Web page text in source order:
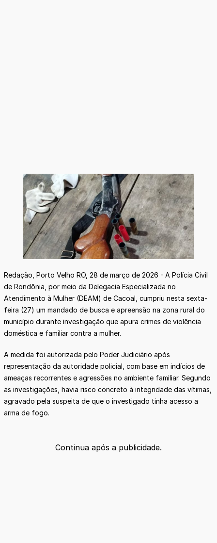
Redação, Porto Velho RO, 28 de março de 2026 - A Polícia Civil
de Rondônia, por meio da Delegacia Especializada no
Atendimento à Mulher (DEAM) de Cacoal, cumpriu nesta sexta-
feira (27) um mandado de busca e apreensão na zona rural do
município durante investigação que apura crimes de violência
doméstica e familiar contra a mulher.
A medida foi autorizada pelo Poder Judiciário após
representação da autoridade policial, com base em indícios de
ameaças recorrentes e agressões no ambiente familiar. Segundo
as investigações, havia risco concreto à integridade das vítimas,
agravado pela suspeita de que o investigado tinha acesso a
arma de fogo.
Continua após a publicidade.